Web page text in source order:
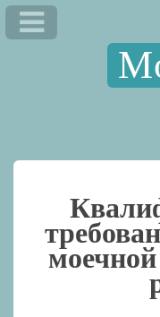
моечной